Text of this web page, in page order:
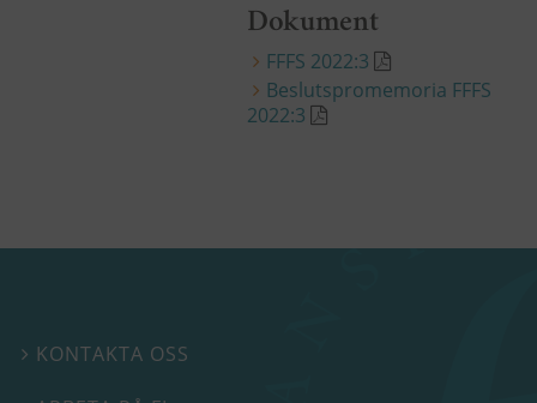
Dokument
FFFS 2022:3
Beslutspromemoria FFFS
2022:3
 KONTAKTA OSS